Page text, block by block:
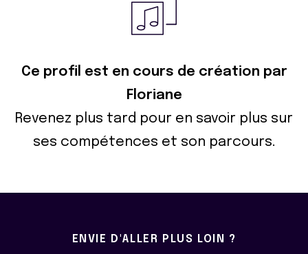
Ce profil est en cours de création par
Floriane
Revenez plus tard pour en savoir plus sur
ses compétences et son parcours.
ENVIE D'ALLER PLUS LOIN ?